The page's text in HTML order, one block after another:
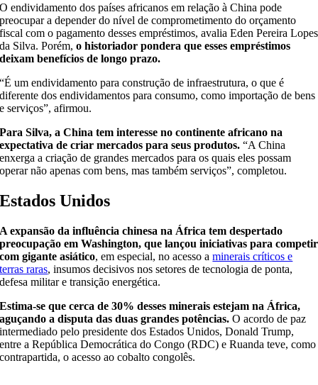
O endividamento dos países africanos em relação à China pode
preocupar a depender do nível de comprometimento do orçamento
fiscal com o pagamento desses empréstimos, avalia Eden Pereira Lopes
da Silva. Porém,o historiador pondera que esses empréstimos
deixam benefícios de longo prazo.
“É um endividamento para construção de infraestrutura, o que é
diferente dos endividamentos para consumo, como importação de bens
e serviços”, afirmou.
Para Silva, a China tem interesse no continente africano na
expectativa de criar mercados para seus produtos. “A China
enxerga a criação de grandes mercados para os quais eles possam
operar não apenas com bens, mas também serviços”, completou.
Estados Unidos
A expansão da influência chinesa na África tem despertado
preocupação em Washington, que lançou iniciativas para competir
com gigante asiático, em especial, no acesso aminerais críticos e
terras raras, insumos decisivos nos setores de tecnologia de ponta,
defesa militar e transição energética.
Estima-se que cerca de 30% desses minerais estejam na África,
aguçando a disputa das duas grandes potências.O acordo de paz
intermediado pelo presidente dos Estados Unidos, Donald Trump,
entre a República Democrática do Congo (RDC) e Ruanda teve, como
contrapartida, o acesso ao cobalto congolês.